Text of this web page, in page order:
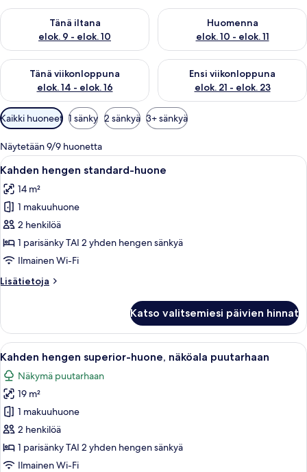
Tänä iltana
elok. 9 - elok. 10
Tarkista tämän illan saatavuus elok. 9 - elok. 10
Huomenna
elok. 10 - elok. 11
Tarkista huomisen saatavuus
Tänä viikonloppuna
elok. 14 - elok. 16
Tarkista tämän viikonlopun saatavuus elok. 14 - elok. 16
Ensi viikonloppuna
elok. 21 - elok. 23
Tarkista ensi viikonlopun
Huoneille
saatavilla
olevia
suodattimia
Kaikki huoneet 1 sänky 2 sänkyä 3+ sänkyä
Näytetään 9/9 huonetta
Avaa
kaikki
huonetyypin
Kahden
hengen
standard-
huone
Hotellihuone, jossa on suuri sänky,
5
Kahden hengen standard-huone
14 m²
1 makuuhuone
2 henkilöä
1 parisänky TAI 2 yhden hengen sänkyä
Ilmainen Wi-Fi
Lisätietoja
Lisätietoja
standard-
huone
Katso valitsemiesi päivien hinnat
Avaa
kaikki
huonetyypin
Kahden
hengen
superior-
huone,
näköala
Siististi järjestetty hotellihuone,
6
Kahden hengen superior-huone, näköala puutarhaan
Näkymä puutarhaan
19 m²
1 makuuhuone
2 henkilöä
1 parisänky TAI 2 yhden hengen sänkyä
Ilmainen Wi-Fi